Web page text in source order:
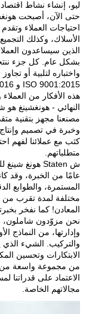
ليو، إنشاء نشاط
حتى الآن، أصبحت
الأسلاك، وكذلك
الذين سيساعدون
بشكل عام. كل جزء
واختباره لتلبية أو
هذه الأفكار من
النهائي - هونغشينغ هو
مصنعنا مجهز بتقنية
وخبرة في تصميم
كثب مع عملائنا لفهم
متطلباتهم.
عامًا من الخبرة، وقد
المستمرة، والطوابع
المعادن! كما نفخر
نحن مزوّدون شاملون،
وإدارتها، من النماذج
والتركيب. الشيء الذي
الابتكارات وتحسين
من مجموعة واسعة من
الاعتماد على قدراتنا
مجالاتهم الخاصة.